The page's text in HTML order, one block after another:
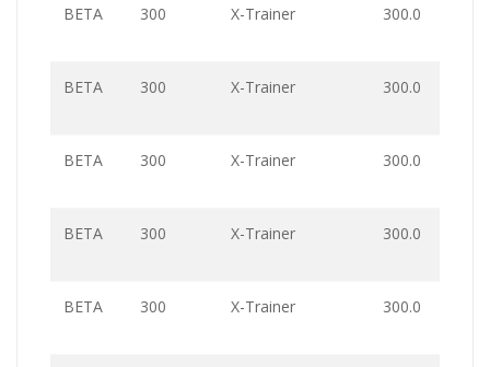
BETA 300 X-Trainer 300.0
BETA 300 X-Trainer 300.0
BETA 300 X-Trainer 300.0
BETA 300 X-Trainer 300.0
BETA 300 X-Trainer 300.0